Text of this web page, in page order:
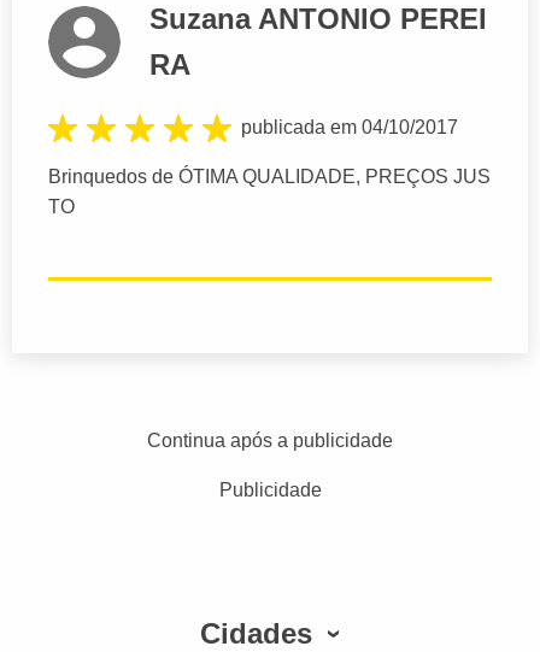
Suzana ANTONIO PEREI
RA
publicada em 04/10/2017
Brinquedos de ÓTIMA QUALIDADE, PREÇOS JUS
TO
Continua após a publicidade
Publicidade
Cidades